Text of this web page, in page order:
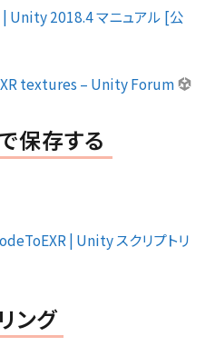
| Unity 2018.4 マニュアル [公
textures – Unity Forum
保存する
| Unity スクリプトリ
ング